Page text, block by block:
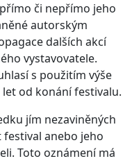
či nepřímo jeho
autorským
dalších akcí
vystavovatele.
s použitím výše
od konání festivalu.
jím nezaviněných
anebo jeho
Toto oznámení má